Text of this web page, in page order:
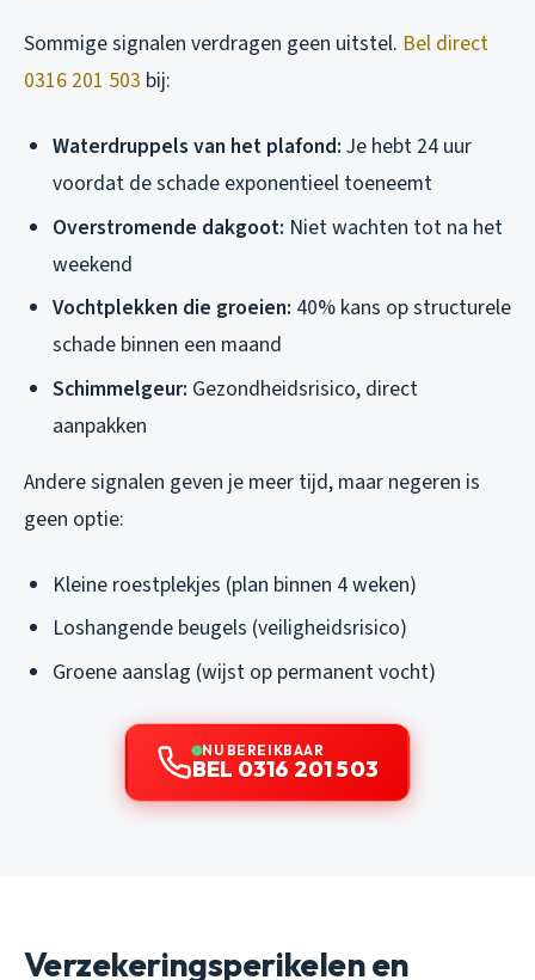
Sommige signalen verdragen geen uitstel. Bel direct
0316 201 503 bij:
Waterdruppels van het plafond: Je hebt 24 uur
voordat de schade exponentieel toeneemt
Overstromende dakgoot: Niet wachten tot na het
weekend
Vochtplekken die groeien: 40% kans op structurele
schade binnen een maand
Schimmelgeur: Gezondheidsrisico, direct
aanpakken
Andere signalen geven je meer tijd, maar negeren is
geen optie:
Kleine roestplekjes (plan binnen 4 weken)
Loshangende beugels (veiligheidsrisico)
Groene aanslag (wijst op permanent vocht)
NU BEREIKBAAR
BEL 0316 201 503
Verzekeringsperikelen en